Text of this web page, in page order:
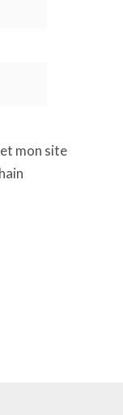
mon site